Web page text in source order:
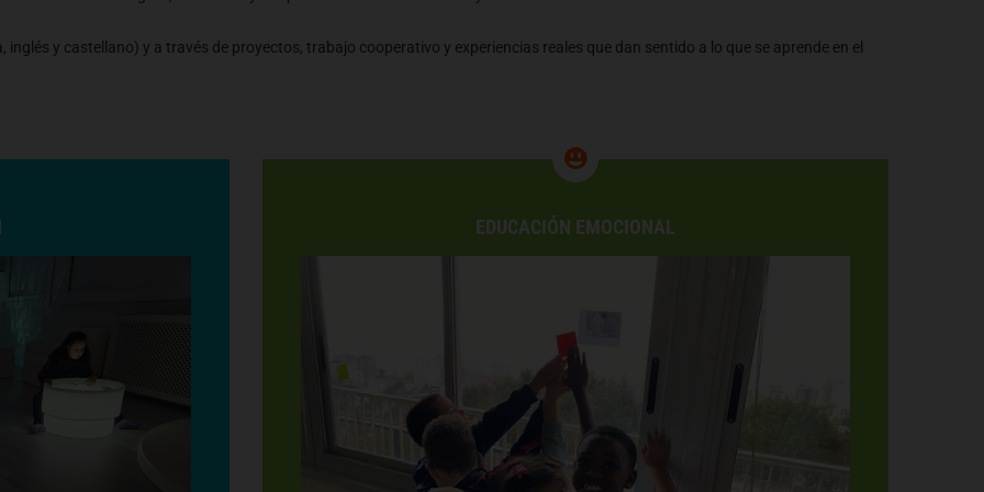
y castellano) y a través de proyectos, trabajo cooperativo y experiencias reales que dan sentido a lo que se aprende en el
EDUCACIÓN EMOCIONAL